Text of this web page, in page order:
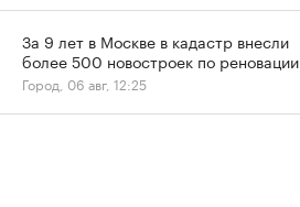
За 9 лет в Москве в кадастр внесли
более 500 новостроек по реновации
Город, 06 авг, 12:25